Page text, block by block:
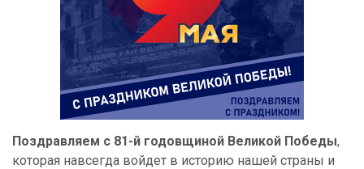
Поздравляем с 81-й годовщиной Великой Победы,
которая навсегда войдет в историю нашей страны и